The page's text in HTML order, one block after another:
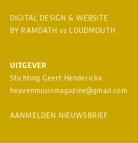
DIGITAL DESIGN & WEBSITE
BY RAMDATH vs LOUDMOUTH
UITGEVER
Stichting Geert Henderickx
heavenmusicmagazine@gmail.com
AANMELDEN NIEUWSBRIEF